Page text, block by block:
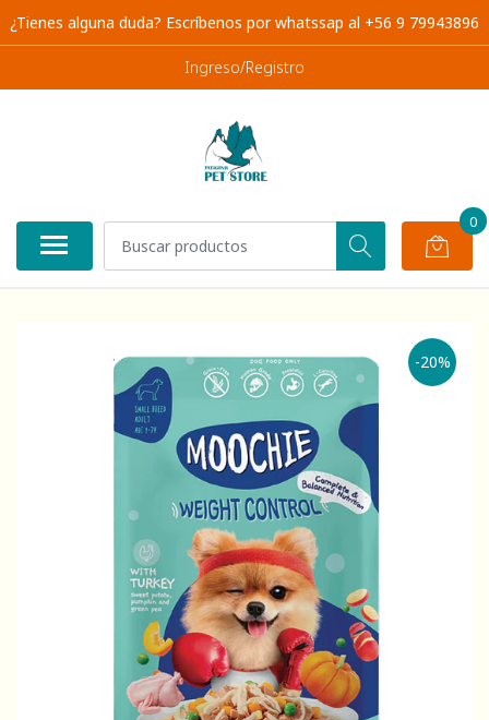
¿Tienes alguna duda? Escríbenos por whatssap al +56 9 79943896
Ingreso/Registro
0
-20%